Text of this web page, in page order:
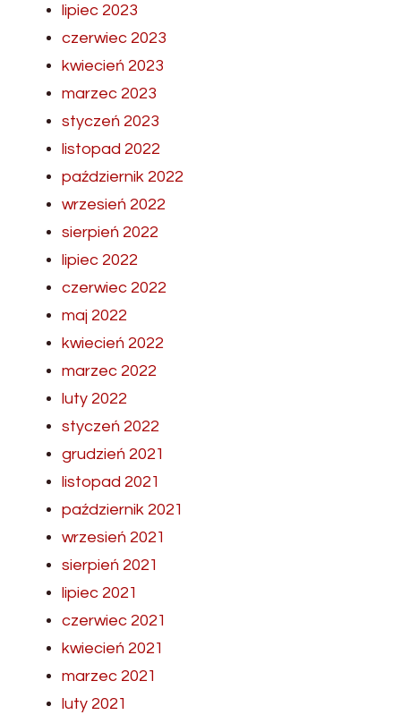
lipiec 2023
czerwiec 2023
kwiecień 2023
marzec 2023
styczeń 2023
listopad 2022
październik 2022
wrzesień 2022
sierpień 2022
lipiec 2022
czerwiec 2022
maj 2022
kwiecień 2022
marzec 2022
luty 2022
styczeń 2022
grudzień 2021
listopad 2021
październik 2021
wrzesień 2021
sierpień 2021
lipiec 2021
czerwiec 2021
kwiecień 2021
marzec 2021
luty 2021